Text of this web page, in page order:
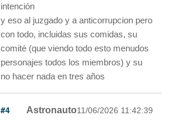
intención
y eso al juzgado y a anticorrupcion pero
con todo, incluidas sus comidas, su
comité (que viendo todo esto menudos
personajes todos los miembros) y su
no hacer nada en tres años
#4 Astronauto11/06/2026 11:42:39